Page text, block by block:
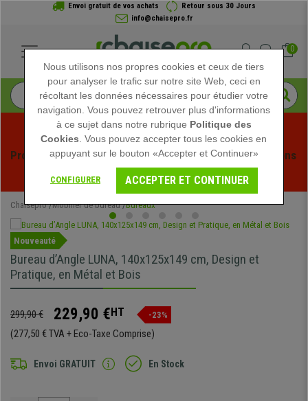
Envoi gratuit de vos achats
Retour sous 30 Jours
info@chaisepro.fr
0
Profitez des soldes d'été chez Chaisepro ! Des réductions
exclusives pour une durée limitée - Voir l'offre
Chaisepro Mobilier de bureau Bureaux
Nouveauté
Bureau d’Angle LUNA, 140x125x149 cm, Design et
Pratique, en Métal et Bois
299,90 € 229,90 €HT -23%
(277,50 € TVA + Eco-Taxe Comprise)
Envoi GRATUIT En Stock
Nous utilisons nos propres cookies et ceux de tiers
pour analyser le trafic sur notre site Web, ceci en
récoltant les données nécessaires pour étudier votre
navigation. Vous pouvez retrouver plus d'informations
à ce sujet dans notre rubrique Politique des
Cookies . Vous pouvez accepter tous les cookies en
appuyant sur le bouton «Accepter et Continuer»
CONFIGURER ACCEPTER ET CONTINUER